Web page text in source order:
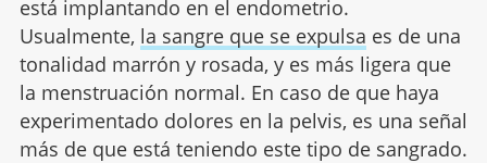
está implantando en el endometrio.
Usualmente, la sangre que se expulsa es de una
tonalidad marrón y rosada, y es más ligera que
la menstruación normal. En caso de que haya
experimentado dolores en la pelvis, es una señal
más de que está teniendo este tipo de sangrado.